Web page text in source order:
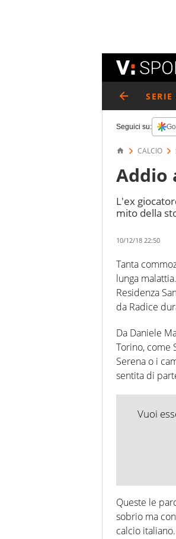
SERIE
Seguici su:
CALCIO
Addio
L'ex
mito della
10/12/18 22:50
Tanta
lunga
Residenza
da Radice
Da Daniele
Torino, come
Serena o i
sentita di
Vuoi
Queste le
sobrio ma
calcio